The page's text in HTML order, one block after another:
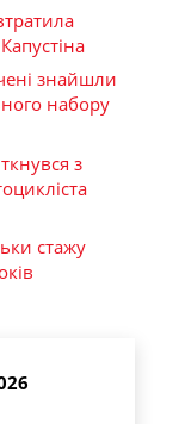
знайшли
набору
з
стажу